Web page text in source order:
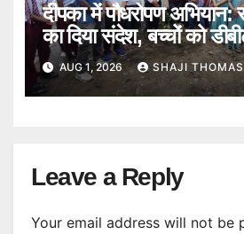
दीपका में पौधरोपण अभियान:
का दिया संदेश, बच्चों को
बताए।
AUG 1, 2026 SHAJI THOMAS
Leave a Reply
Your email address will not be